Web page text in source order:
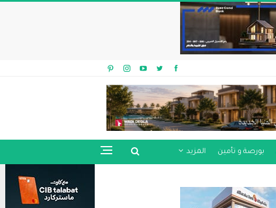
بورصة و تأمين المزيد